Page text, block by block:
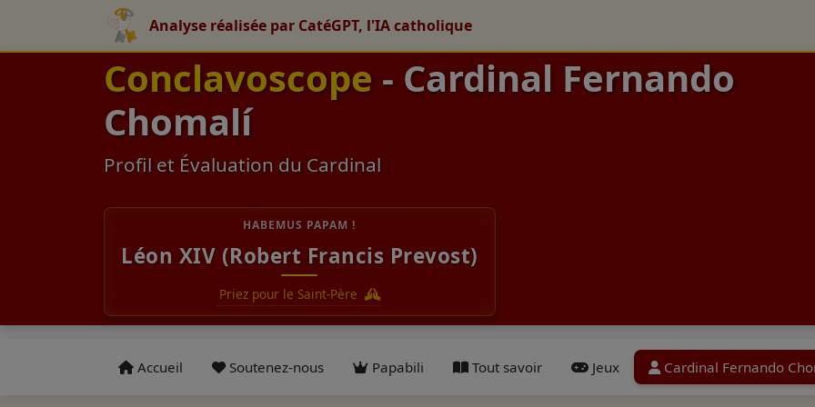
Analyse réalisée par CatéGPT, l'IA catholique
Conclavoscope - Cardinal Fernando
Chomalí
Profil et Évaluation du Cardinal
HABEMUS PAPAM !
Léon XIV (Robert Francis Prevost)
Priez pour le Saint-Père
Accueil Soutenez-nous Papabili Tout savoir Jeux Cardinal Fernando